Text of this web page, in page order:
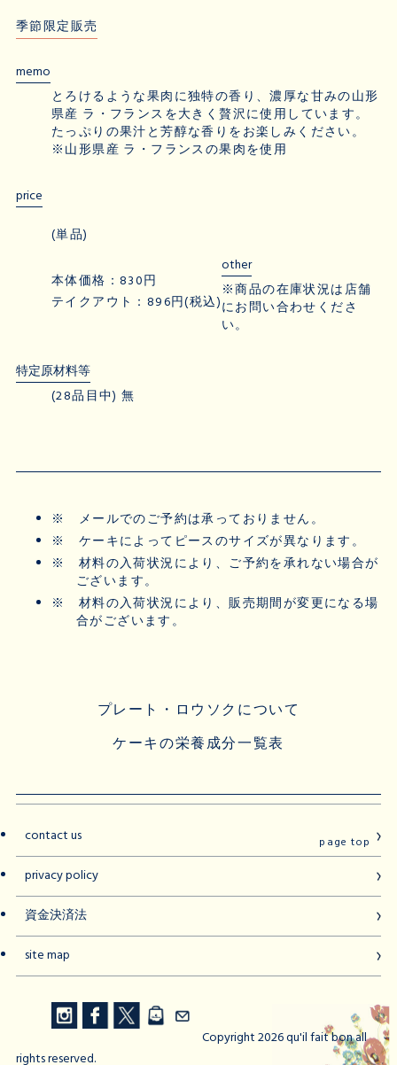
季節限定販売
memo
とろけるような果肉に独特の香り、濃厚な甘みの山形
県産 ラ・フランスを大きく贅沢に使用しています。
たっぷりの果汁と芳醇な香りをお楽しみください。
※山形県産 ラ・フランスの果肉を使用
price
(単品)
本体価格：830円
テイクアウト：896円(税込)
other
※商品の在庫状況は店舗
にお問い合わせくださ
い。
特定原材料等
(28品目中) 無
※ メールでのご予約は承っておりません。
※ ケーキによってピースのサイズが異なります。
※ 材料の入荷状況により、ご予約を承れない場合が
ございます。
※ 材料の入荷状況により、販売期間が変更になる場
合がございます。
プレート・ロウソクについて
ケーキの栄養成分一覧表
page top
contact us
privacy policy
資金決済法
site map
Copyright 2026 qu'il fait bon all
rights reserved.